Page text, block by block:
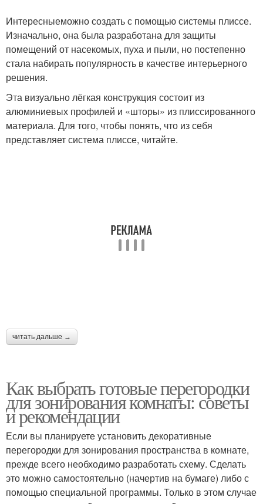
Перегородки из
гипсокартона
Стеклянные
перегородки
Перегородки для офиса
Интересныеможно создать с помощью системы плиссе.
Изначально, она была разработана для защиты
помещений от насекомых, пуха и пыли, но постепенно
стала набирать популярность в качестве интерьерного
решения.
Эта визуально лёгкая конструкция состоит из
алюминиевых профилей и «шторы» из плиссированного
материала. Для того, чтобы понять, что из себя
представляет система плиссе, читайте.
читать дальше →
Как выбрать готовые перегородки
для зонирования комнаты: советы
и рекомендации
Если вы планируете установить декоративные
перегородки для зонирования пространства в комнате,
прежде всего необходимо разработать схему. Сделать
это можно самостоятельно (начертив на бумаге) либо с
помощью специальной программы. Только в этом случае